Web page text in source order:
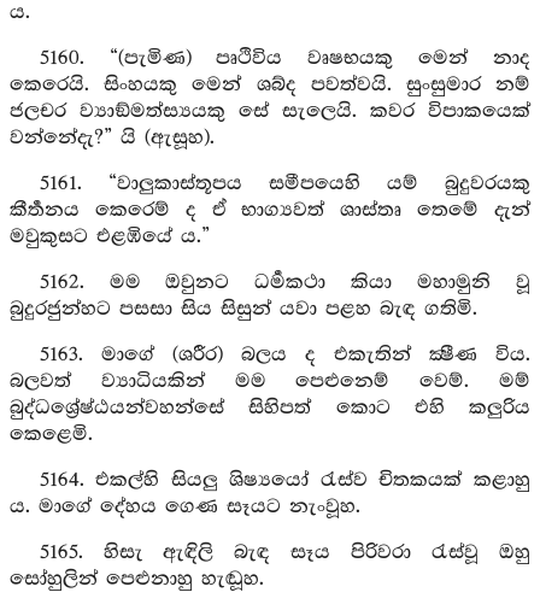
ය.
5160. “(පැමිණ) පෘථිවිය වෘෂභයකු මෙන් නාද
කෙරෙයි. සිංහයකු මෙන් ශබ්ද පවත්වයි. සුංසුමාර නම්
ජලචර ව්‍යාඞ්මත්ස්‍යයකු සේ සැලෙයි. කවර විපාකයෙක්
වන්නේදැ?” යි (ඇසූහ).
5161. “වාලුකාස්තූපය සමීපයෙහි යම් බුදුවරයකු
කීර්‍තනය කෙරෙම් ද ඒ භාග්‍යවත් ශාස්තෘ තෙමේ දැන්
මවුකුසට එළඹියේ ය.”
5162. මම ඔවුනට ධර්‍මකථා කියා මහාමුනි වූ
බුදුරජුන්හට පසසා සිය සිසුන් යවා පළහ බැඳ ගතිමි.
5163. මාගේ (ශරීර) බලය ද එකැතින් ක්‍ෂීණ විය.
බලවත් ව්‍යාධියකින් මම පෙළුනෙම් වෙම්. මම්
බුද්ධශ්‍රේෂ්ඨයන්වහන්සේ සිහිපත් කොට එහි කලුරිය
කෙළෙමි.
5164. එකල්හි සියලු ශිෂ්‍යයෝ රැස්ව චිතකයක් කළාහු
ය. මාගේ දේහය ගෙණ සෑයට නැංවූහ.
5165. හිසැ ඇඳිලි බැඳ සෑය පිරිවරා රැස්වූ ඔහු
සෝහුලින් පෙළුනාහු හැඬූහ.